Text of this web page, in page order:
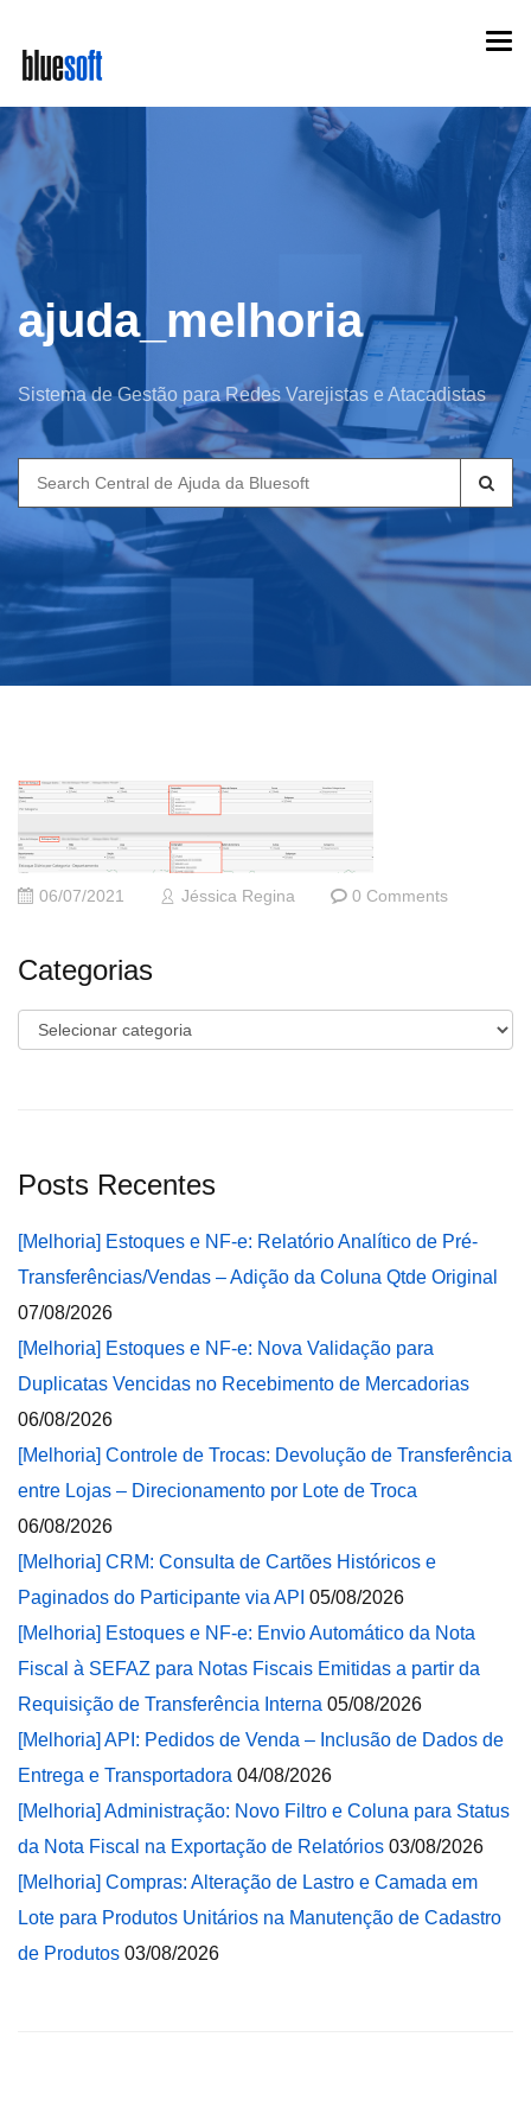
main
content
ajuda_melhoria
Sistema de Gestão para Redes Varejistas e Atacadistas
Search
for:
06/07/2021 Jéssica Regina 0 Comments
Categorias
Categorias
Posts Recentes
[Melhoria] Estoques e NF-e: Relatório Analítico de Pré-
Transferências/Vendas – Adição da Coluna Qtde Original
07/08/2026
[Melhoria] Estoques e NF-e: Nova Validação para
Duplicatas Vencidas no Recebimento de Mercadorias
06/08/2026
[Melhoria] Controle de Trocas: Devolução de Transferência
entre Lojas – Direcionamento por Lote de Troca
06/08/2026
[Melhoria] CRM: Consulta de Cartões Históricos e
Paginados do Participante via API 05/08/2026
[Melhoria] Estoques e NF-e: Envio Automático da Nota
Fiscal à SEFAZ para Notas Fiscais Emitidas a partir da
Requisição de Transferência Interna 05/08/2026
[Melhoria] API: Pedidos de Venda – Inclusão de Dados de
Entrega e Transportadora 04/08/2026
[Melhoria] Administração: Novo Filtro e Coluna para Status
da Nota Fiscal na Exportação de Relatórios 03/08/2026
[Melhoria] Compras: Alteração de Lastro e Camada em
Lote para Produtos Unitários na Manutenção de Cadastro
de Produtos 03/08/2026